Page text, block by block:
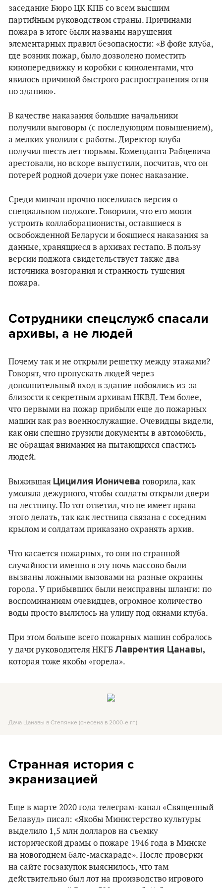
заседание Бюро ЦК КПБ со всем высшим
партийным руководством страны. Причинами
пожара в итоге были названы нарушения
элементарных правил безопасности: «В фойе клуба,
где возник пожар, было дозволено поместить
кинопередвижку и коробки с кинолентами, что
явилось причиной быстрого распространения огня
по зданию».
В качестве наказания большие начальники
получили выговоры (с последующим повышением),
а мелких уволили с работы. Директор клуба
получил шесть лет тюрьмы. Коменданта Рабцевича
арестовали, но вскоре выпустили, посчитав, что он
потерей родной дочери уже понес наказание.
Среди минчан прочно поселилась версия о
специальном поджоге. Говорили, что его могли
устроить коллаборационисты, оставшиеся в
освобожденной Беларуси и боящиеся наказания за
данные, хранящиеся в архивах гестапо. В пользу
версии поджога свидетельствует также два
источника возгорания и странность тушения
пожара.
Сотрудники спецслужб спасали
архивы, а не людей
Почему так и не открыли решетку между этажами?
Говорят, что пропускать людей через
дополнительный вход в здание побоялись из-за
близости к секретным архивам НКВД. Тем более,
что первыми на пожар прибыли еще до пожарных
машин как раз военнослужащие. Очевидцы видели,
как они спешно грузили документы в автомобиль,
не обращая внимания на пытающихся спастись
людей.
Выжившая Цицилия Ионичева говорила, как
умоляла дежурного, чтобы солдаты открыли двери
на лестницу. Но тот ответил, что не имеет права
этого делать, так как лестница связана с соседним
крылом и солдатам приказано охранять архив.
Что касается пожарных, то они по странной
случайности именно в эту ночь массово были
вызваны ложными вызовами на разные окраины
города. У прибывших были неисправны шланги: по
воспоминаниям очевидцев, огромное количество
воды просто вылилось на улицу под окнами клуба.
При этом больше всего пожарных машин собралось
у дачи руководителя НКГБ Лаврентия Цанавы,
которая тоже якобы «горела».
Дача Цанавы в Степянке (снесена в 2000-е гг.).
Странная история с
экранизацией
Еще в марте 2020 года телеграм-канал «Священный
Белавуд» писал: «Якобы Министерство культуры
выделило 1,5 млн долларов на съемку
исторической драмы о пожаре 1946 года в Минске
на новогоднем бале-маскараде». После проверки
на сайте госзакупок выяснилось, что там
действительно был лот на производство игрового